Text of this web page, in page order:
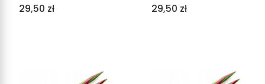
Cena
29,50 zł Cena
29,50 zł